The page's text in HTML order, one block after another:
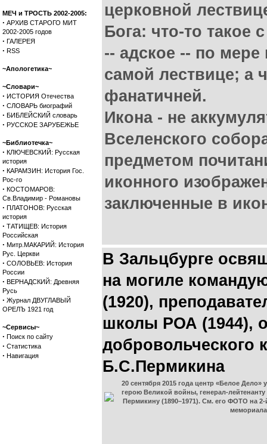
МЕЧ и ТРОСТЬ 2002-2005:
· АРХИВ СТАРОГО МИТ
2002-2005 годов
· ГАЛЕРЕЯ
· RSS
~Апологетика~
~Словари~
· ИСТОРИЯ Отечества
· СЛОВАРЬ биографий
· БИБЛЕЙСКИЙ словарь
· РУССКОЕ ЗАРУБЕЖЬЕ
~Библиотечка~
· КЛЮЧЕВСКИЙ: Русская
история
· КАРАМЗИН: История Гос.
Рос-го
· КОСТОМАРОВ:
Св.Владимир - Романовы
· ПЛАТОНОВ: Русская
история
· ТАТИЩЕВ: История
Российская
· Митр.МАКАРИЙ: История
Рус. Церкви
· СОЛОВЬЕВ: История
России
· ВЕРНАДСКИЙ: Древняя
Русь
· Журнал ДВУГЛАВЫЙ
ОРЕЛЪ 1921 год
~Сервисы~
· Поиск по сайту
· Статистика
· Навигация
церковной
Бога: что-то такое
-- адское -- по
самой лествице; а
фанатичней.
Икона - не
Вселенского
предметом
иконного
заключенные в
В Зальцбурге
на могиле
(1920),
школы РОА (1944),
добровольческого
Б.С.Пермикина
20 сентября 2015 года центр «Белое
герою Великой войны, генерал-
Пермикину (1890–1971). См. его ФОТО на